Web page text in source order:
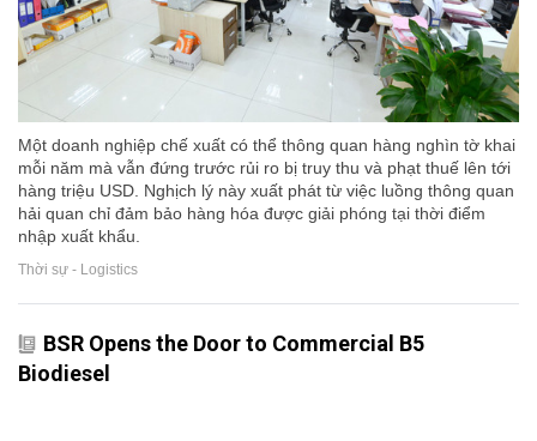
Một doanh nghiệp chế xuất có thể thông quan hàng nghìn tờ khai
mỗi năm mà vẫn đứng trước rủi ro bị truy thu và phạt thuế lên tới
hàng triệu USD. Nghịch lý này xuất phát từ việc luồng thông quan
hải quan chỉ đảm bảo hàng hóa được giải phóng tại thời điểm
nhập xuất khẩu.
Thời sự - Logistics
BSR Opens the Door to Commercial B5
Biodiesel